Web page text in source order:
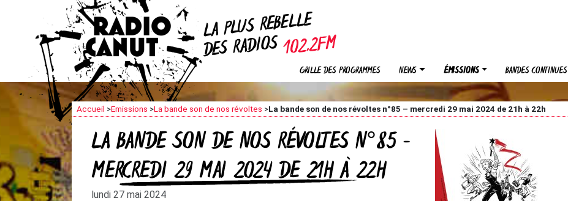
LA PLUSREBELLE
DES RADIOS
GRILLE DES PROGRAMMES NEWS ÉMISSIONS BANDES CONTINUES
Accueil >Emissions >La bande son de nos révoltes >La bande son de nos révoltes n°85 – mercredi 29 mai 2024 de 21h à 22h
LA BANDE SON DE NOS RÉVOLTES N°85 –
MERCREDI 29 MAI 2024 DE 21H À 22H
lundi 27 mai 2024